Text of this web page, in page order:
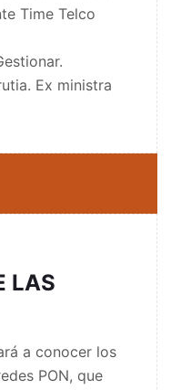
Time Telco
Ex ministra
LAS
a conocer los
PON, que